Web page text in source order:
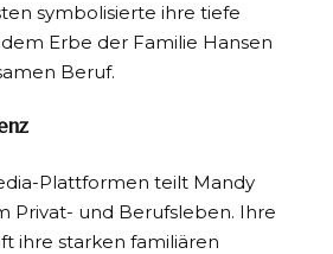
symbolisierte ihre tiefe
Erbe der Familie Hansen
Beruf.
Plattformen teilt Mandy
Privat- und Berufsleben. Ihre
ihre starken familiären